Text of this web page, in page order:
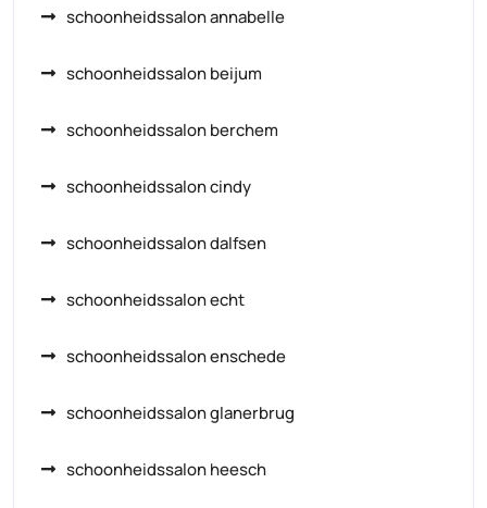
schoonheidssalon annabelle
schoonheidssalon beijum
schoonheidssalon berchem
schoonheidssalon cindy
schoonheidssalon dalfsen
schoonheidssalon echt
schoonheidssalon enschede
schoonheidssalon glanerbrug
schoonheidssalon heesch